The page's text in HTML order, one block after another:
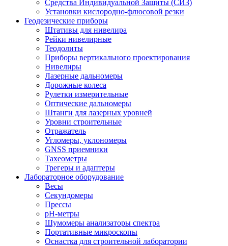
Средства Индивидуальной Защиты (СИЗ)
Установки кислородно-флюсовой резки
Геодезические приборы
Штативы для нивелира
Рейки нивелирные
Теодолиты
Приборы вертикального проектирования
Нивелиры
Лазерные дальномеры
Дорожные колеса
Рулетки измерительные
Оптические дальномеры
Штанги для лазерных уровней
Уровни строительные
Отражатель
Угломеры, уклономеры
GNSS приемники
Тахеометры
Трегеры и адаптеры
Лабораторное оборудование
Весы
Секундомеры
Прессы
pH-метры
Шумомеры анализаторы спектра
Портативные микроскопы
Оснастка для строительной лаборатории